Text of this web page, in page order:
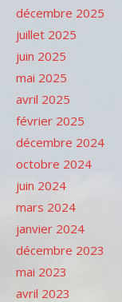
décembre 2025
juillet 2025
juin 2025
mai 2025
avril 2025
février 2025
décembre 2024
octobre 2024
juin 2024
mars 2024
janvier 2024
décembre 2023
mai 2023
avril 2023